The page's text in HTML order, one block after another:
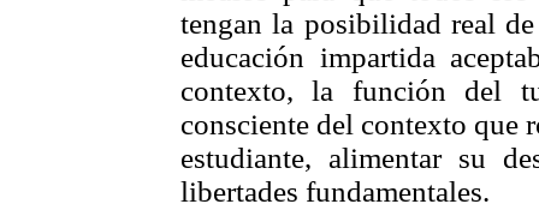
tengan la posibilidad real
educación impartida
contexto, la función del
consciente del contexto que
estudiante, alimentar su
libertades fundamentales.